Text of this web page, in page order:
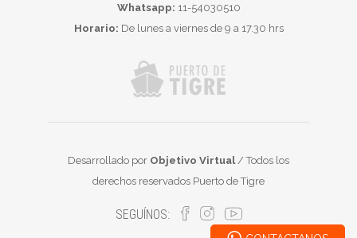
Whatsapp: 11-54030510
Horario: De lunes a viernes de 9 a 17.30 hrs
Desarrollado por Objetivo Virtual/ Todos los
derechos reservados Puerto de Tigre
SEGUÍNOS: